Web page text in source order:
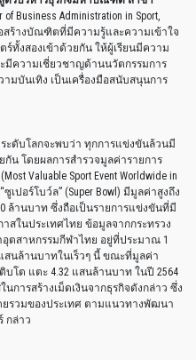
of Business Administration in Sport,
พื่อสร้างบัณฑิตที่มีความรู้และความเข้าใจ
ทั้งสองเข้าด้วยกัน ให้ผู้เรียนมีความ
มีความเชี่ยวชาญด้านนวัตกรรมการ
มบันเทิง เป็นเครื่องมือสนับสนุนการ
ดับโลกจะพบว่า ทุกการแข่งขันล้วนมี
น โดยผลการสำรวจมูลค่ารายการ
Valuable Sport Event Worldwide in
เปอร์โบว์ล” (Super Bowl) มีมูลค่าสูงถึง
ล้านบาท ซึ่งถือเป็นรายการแข่งขันที่มี
สในประเทศไทย ข้อมูลจากกระทรวง
ตสาหกรรมกีฬาไทย อยู่ที่ประมาณ 1
สนล้านบาทในเร็วๆ นี้ ขณะที่มูลค่า
โต แตะ 4.32 แสนล้านบาท ในปี 2564
การสร้างเม็ดเงินจากธุรกิจดังกล่าว ซึ่ง
รวมของประเทศ ตามแนวทางพัฒนา
กล่าว